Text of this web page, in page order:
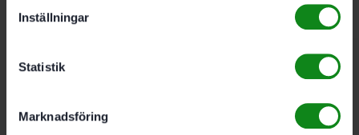
Inställningar
Statistik
Marknadsföring
629kr
Festool Longlife-
filtersäck Longlife-FIS-